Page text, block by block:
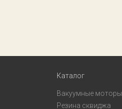
Каталог
Вакуумные моторы
Резина сквиджа